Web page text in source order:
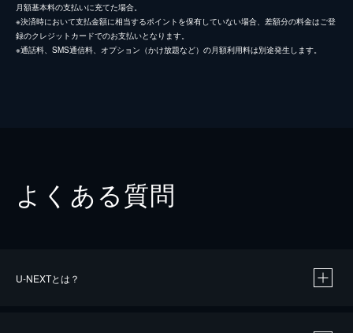
月額基本料の支払いに充てた場合。
※決済時において支払金額に相当するポイントを保有していない場合、差額分の料金はご登
録のクレジットカードでのお支払いとなります。
※通話料、SMS通信料、オプション（かけ放題など）の月額利用料は別途発生します。
よくある質問
U-NEXTとは？